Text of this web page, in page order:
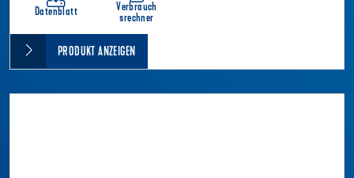
Datenblatt
Verbrauch
srechner
PRODUKT ANZEIGEN